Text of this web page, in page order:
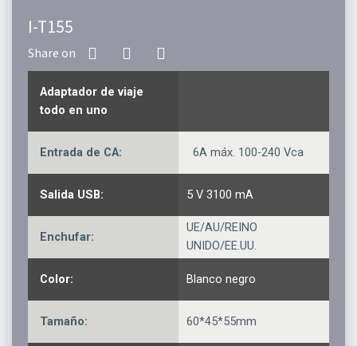
I-T155
Adaptador de viaje
todo en uno
Entrada de CA: 6A máx. 100-240 Vca
Salida USB: 5 V 3100 mA
Enchufar:
UE/AU/REINO
UNIDO/EE.UU.
Color: Blanco negro
Tamaño: 60*45*55mm